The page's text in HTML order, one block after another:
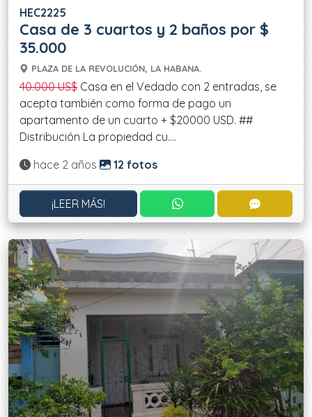
HEC2225
Casa de 3 cuartos y 2 baños por $
35.000
PLAZA DE LA REVOLUCIÓN, LA HABANA.
40.000 US$ Casa en el Vedado con 2 entradas, se
acepta también como forma de pago un
apartamento de un cuarto + $20000 USD. ##
Distribución La propiedad cu....
Actualizado:
hace 2 años 12 fotos
¡LEER MÁS! CONTACTAR POR